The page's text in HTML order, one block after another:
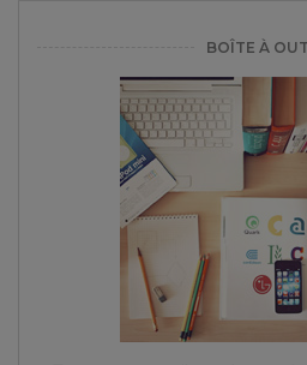
BOÎTE À